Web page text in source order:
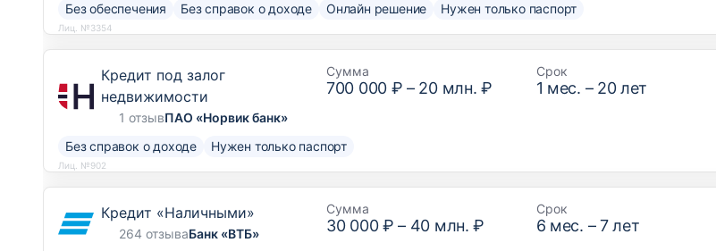
Без обеспечения Без справок о доходе Онлайн решение Нужен только паспорт
Лиц. №3354
Кредит под залог
недвижимости
1 отзывПАО «Норвик банк»
Сумма
700 000 ₽ – 20 млн. ₽
Срок
1 мес. – 20лет
Без справок о доходе Нужен только паспорт
Лиц. №902
Кредит «Наличными»
264 отзываБанк «ВТБ»
Сумма
30 000 ₽ – 40 млн. ₽
Срок
6 мес. –7лет